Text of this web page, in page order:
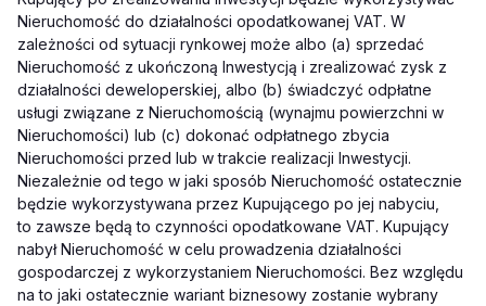
Nieruchomość do działalności opodatkowanej VAT. W
zależności od sytuacji rynkowej może albo (a) sprzedać
Nieruchomość z ukończoną Inwestycją i zrealizować zysk z
działalności deweloperskiej, albo (b) świadczyć odpłatne
usługi związane z Nieruchomością (wynajmu powierzchni w
Nieruchomości) lub (c) dokonać odpłatnego zbycia
Nieruchomości przed lub w trakcie realizacji Inwestycji.
Niezależnie od tego w jaki sposób Nieruchomość ostatecznie
będzie wykorzystywana przez Kupującego po jej nabyciu,
to zawsze będą to czynności opodatkowane VAT. Kupujący
nabył Nieruchomość w celu prowadzenia działalności
gospodarczej z wykorzystaniem Nieruchomości. Bez względu
na to jaki ostatecznie wariant biznesowy zostanie wybrany